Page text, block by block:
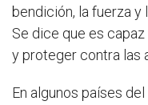
bendición, la fuerza y
Se dice que es
y proteger contra las
En algunos países